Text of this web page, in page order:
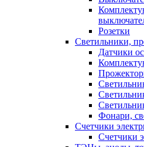
Розетки
Светильники,
Датчики
Фонари,
Счетчики
Счетчики